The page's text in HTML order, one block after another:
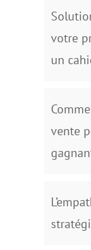
votre
un
vente